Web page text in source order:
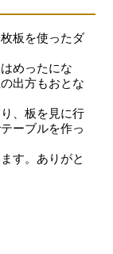
板を使ったダ
めったにな
出方もおとな
、板を見に行
ーブルを作っ
す。ありがと